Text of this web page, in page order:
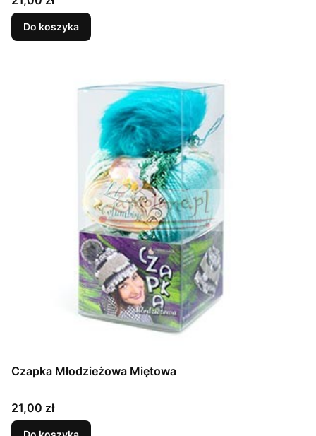
Do koszyka
Czapka Młodzieżowa Miętowa
Cena
21,00 zł